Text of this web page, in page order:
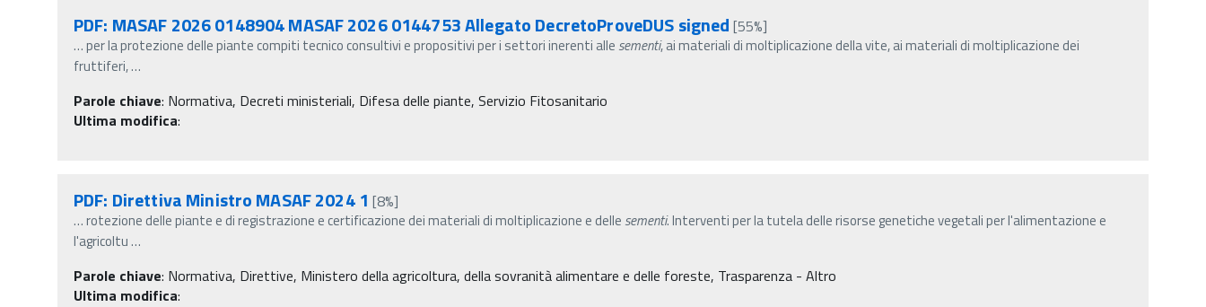
PDF: MASAF 2026 0148904 MASAF 2026 0144753 Allegato DecretoProveDUS signed [55%]
…per la protezione delle piante compiti tecnico consultivi e propositivi per i settori inerenti alle sementi, ai materiali di moltiplicazione della vite, ai materiali di moltiplicazione dei
fruttiferi,…
Parole chiave: Normativa, Decreti ministeriali, Difesa delle piante, Servizio Fitosanitario
Ultima modifica:
PDF: Direttiva Ministro MASAF 2024 1[8%]
…rotezione delle piante e di registrazione e certificazione dei materiali di moltiplicazione e delle sementi. Interventi per la tutela delle risorse genetiche vegetali per l'alimentazione e
l'agricoltu…
Parole chiave: Normativa, Direttive, Ministero della agricoltura, della sovranità alimentare e delle foreste, Trasparenza - Altro
Ultima modifica: